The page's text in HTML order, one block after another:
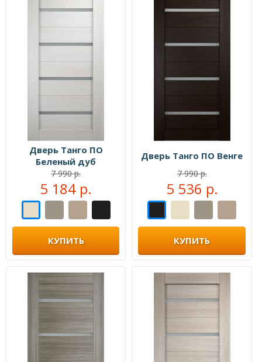
Дверь Танго ПО
Беленый дуб
7 990 р.
5 184 р.
КУПИТЬ
Дверь Танго ПО Венге
7 990 р.
5 536 р.
КУПИТЬ